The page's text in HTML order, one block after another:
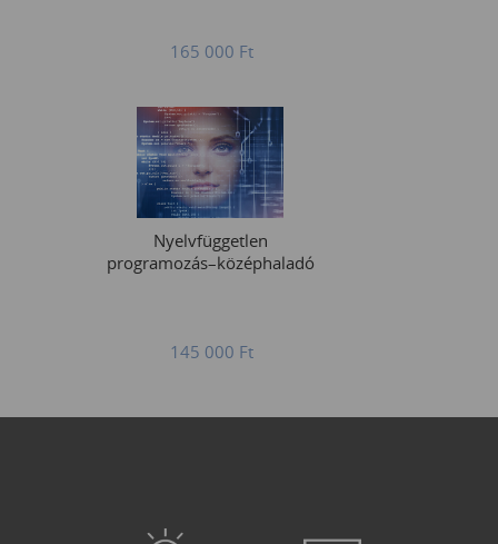
165 000 Ft
Nyelvfüggetlen
programozás–középhaladó
145 000 Ft